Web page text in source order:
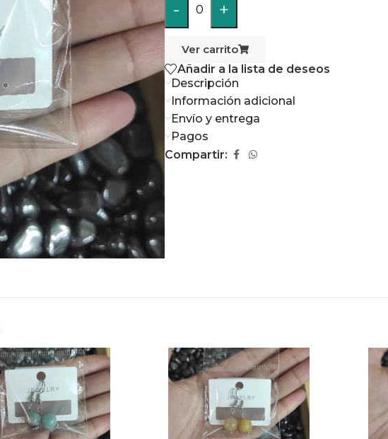
- 0 +
Ver carrito
Añadir a la lista de deseos
Descripción
Información adicional
Envío y entrega
Pagos
Compartir: